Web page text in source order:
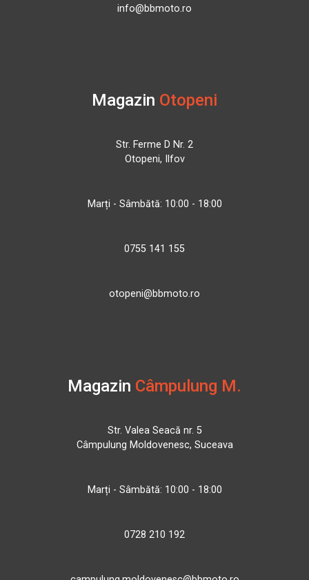
info@bbmoto.ro
Magazin Otopeni
Str. Ferme D Nr. 2
Otopeni, Ilfov
Marți - Sâmbătă: 10:00 - 18:00
0755 141 155
otopeni@bbmoto.ro
Magazin Câmpulung M.
Str. Valea Seacă nr. 5
Câmpulung Moldovenesc, Suceava
Marți - Sâmbătă: 10:00 - 18:00
0728 210 192